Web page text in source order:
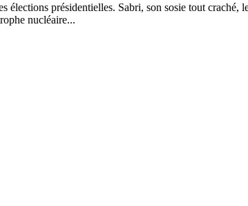
élections présidentielles. Sabri, son sosie tout
nucléaire...